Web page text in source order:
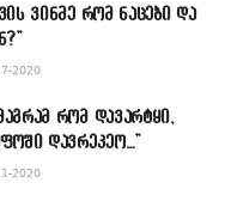
ვინმე რომ ნაცები და
2020
რომ დავარტყი,
დავრეკეო…”
2020